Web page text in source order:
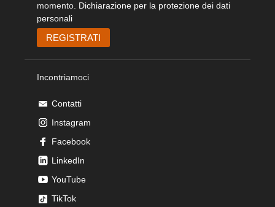
momento. Dichiarazione per la protezione dei dati
personali
Incontriamoci
Contatti
Instagram
Facebook
LinkedIn
YouTube
TikTok